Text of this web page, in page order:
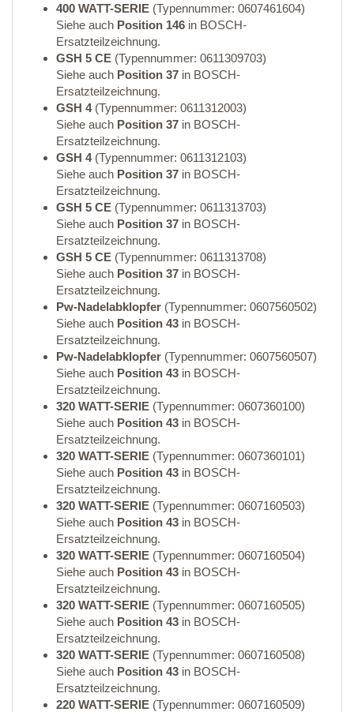
400 WATT-SERIE (Typennummer: 0607461604)
Siehe auch Position 146 in BOSCH-
Ersatzteilzeichnung.
GSH 5 CE (Typennummer: 0611309703)
Siehe auch Position 37 in BOSCH-
Ersatzteilzeichnung.
GSH 4(Typennummer: 0611312003)
Siehe auch Position 37 in BOSCH-
Ersatzteilzeichnung.
GSH 4(Typennummer: 0611312103)
Siehe auch Position 37 in BOSCH-
Ersatzteilzeichnung.
GSH 5 CE (Typennummer: 0611313703)
Siehe auch Position 37 in BOSCH-
Ersatzteilzeichnung.
GSH 5 CE (Typennummer: 0611313708)
Siehe auch Position 37 in BOSCH-
Ersatzteilzeichnung.
Pw-Nadelabklopfer (Typennummer: 0607560502)
Siehe auch Position 43 in BOSCH-
Ersatzteilzeichnung.
Pw-Nadelabklopfer (Typennummer: 0607560507)
Siehe auch Position 43 in BOSCH-
Ersatzteilzeichnung.
320 WATT-SERIE (Typennummer: 0607360100)
Siehe auch Position 43 in BOSCH-
Ersatzteilzeichnung.
320 WATT-SERIE (Typennummer: 0607360101)
Siehe auch Position 43 in BOSCH-
Ersatzteilzeichnung.
320 WATT-SERIE (Typennummer: 0607160503)
Siehe auch Position 43 in BOSCH-
Ersatzteilzeichnung.
320 WATT-SERIE (Typennummer: 0607160504)
Siehe auch Position 43 in BOSCH-
Ersatzteilzeichnung.
320 WATT-SERIE (Typennummer: 0607160505)
Siehe auch Position 43 in BOSCH-
Ersatzteilzeichnung.
320 WATT-SERIE (Typennummer: 0607160508)
Siehe auch Position 43 in BOSCH-
Ersatzteilzeichnung.
220 WATT-SERIE (Typennummer: 0607160509)